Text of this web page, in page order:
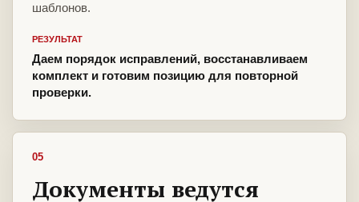
шаблонов.
РЕЗУЛЬТАТ
Даем порядок исправлений, восстанавливаем
комплект и готовим позицию для повторной
проверки.
05
Документы ведутся